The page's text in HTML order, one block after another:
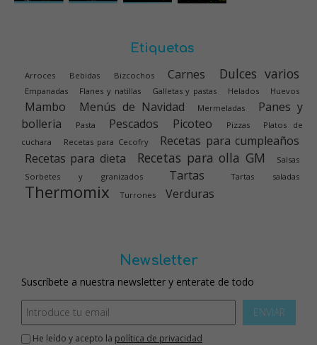
Etiquetas
Arroces Bebidas Bizcochos Carnes Dulces varios
Empanadas Flanes y natillas Galletas y pastas Helados Huevos
Mambo Menús de Navidad Mermeladas
Panes y
bolleria
Pasta Pescados Picoteo Pizzas
Platos de
cuchara
Recetas para Cecofry
Recetas para cumpleaños
Recetas para dieta
Recetas para olla GM
Salsas
Sorbetes y granizados
Tartas Tartas saladas
Thermomix Turrones Verduras
Newsletter
Suscríbete a nuestra newsletter y enterate de todo
ENVIAR
He leído y acepto la política de privacidad